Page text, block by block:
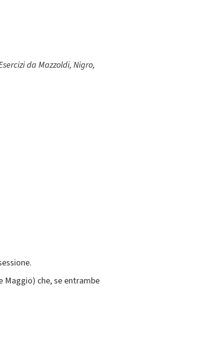
da Mazzoldi, Nigro,
Maggio) che, se entrambe